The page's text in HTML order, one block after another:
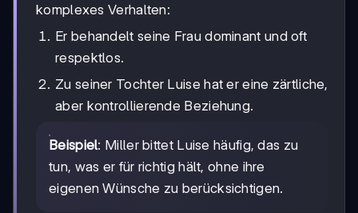
komplexes Verhalten:
Er behandelt seine Frau dominant und oft
respektlos.
Zu seiner Tochter Luise hat er eine zärtliche,
aber kontrollierende Beziehung.
Beispiel: Miller bittet Luise häufig, das zu
tun, was er für richtig hält, ohne ihre
eigenen Wünsche zu berücksichtigen.